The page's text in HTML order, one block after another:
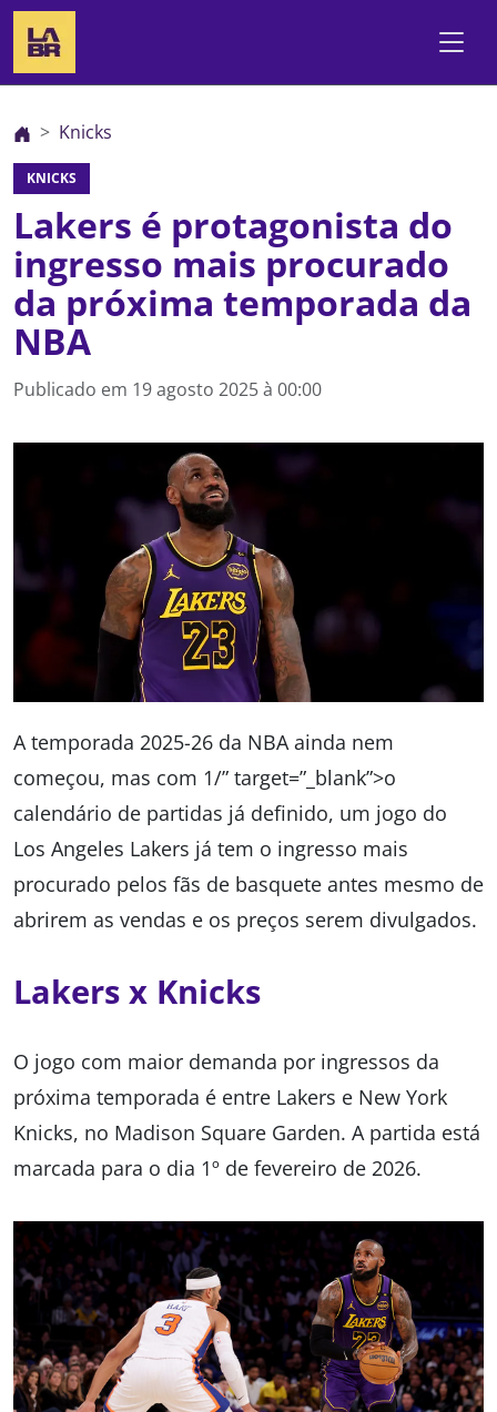
Knicks
KNICKS
Lakers é protagonista do
ingresso mais procurado
da próxima temporada da
NBA
Publicado em 19 agosto 2025 à 00:00
A temporada 2025-26 da NBA ainda nem
começou, mas com 1/” target=”_blank”>o
calendário de partidas já definido, um jogo do
Los Angeles Lakers já tem o ingresso mais
procurado pelos fãs de basquete antes mesmo de
abrirem as vendas e os preços serem divulgados.
Lakers x Knicks
O jogo com maior demanda por ingressos da
próxima temporada é entre Lakers e New York
Knicks, no Madison Square Garden. A partida está
marcada para o dia 1º de fevereiro de 2026.